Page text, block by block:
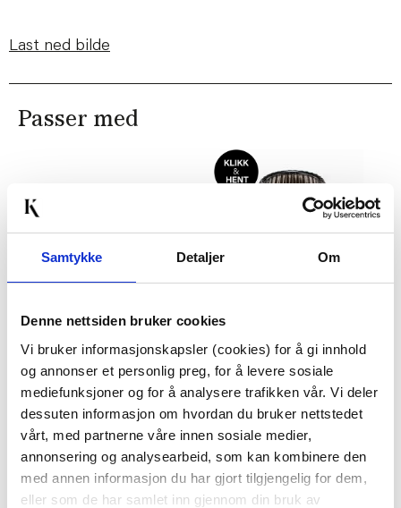
Samtykke Detaljer Om
Denne nettsiden bruker cookies
Vi bruker informasjonskapsler (cookies) for å gi innhold
og annonser et personlig preg, for å levere sosiale
mediefunksjoner og for å analysere trafikken vår. Vi deler
dessuten informasjon om hvordan du bruker nettstedet
vårt, med partnerne våre innen sosiale medier,
annonsering og analysearbeid, som kan kombinere den
med annen informasjon du har gjort tilgjengelig for dem,
eller som de har samlet inn gjennom din bruk av
Last ned bilde
Passer med
LYSFAT MELINA 30 CM
199,00
KJØP
29,95
Før59,90
Vis mer